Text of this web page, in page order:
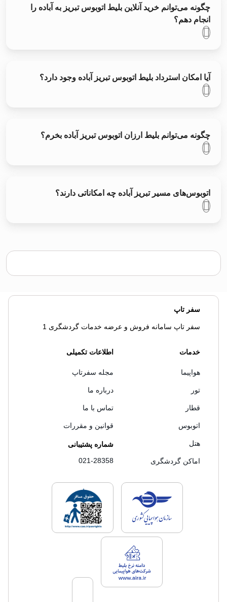
چگونه می‌توانم خرید آنلاین بلیط اتوبوس تبريز به آباده را
انجام دهم؟
آیا امکان استرداد بلیط اتوبوس تبريز آباده وجود دارد؟
چگونه می‌توانم بلیط ارزان اتوبوس تبريز آباده بخرم؟
اتوبوس‌های مسیر تبريز آباده چه امکاناتی دارند؟
سفر تاپ
سفر تاپ سامانه فروش و عرضه خدمات گردشگری 1
خدمات
هواپیما
تور
قطار
اتوبوس
هتل
اماکن گردشگری
اطلاعات تکمیلی
مجله سفرتاپ
درباره ما
تماس با ما
قوانین و مقررات
شماره پشتیبانی
021-28358
لایسنس های فروش سفرتاپلایسنس های
لایسنس های فروش سفرتاپ